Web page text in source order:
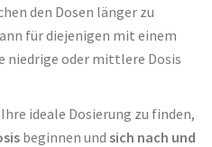
den Dosen länger zu
für diejenigen mit einem
niedrige oder mittlere Dosis
ideale Dosierung zu finden,
beginnen und sich nach und